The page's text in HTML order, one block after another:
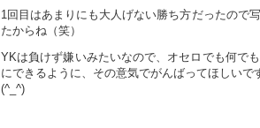
1回目はあまりにも大人げない勝ち方だったので
たからね（笑）
YKは負けず嫌いみたいなので、オセロでも何で
にできるように、その意気でがんばってほしいで
(^_^)